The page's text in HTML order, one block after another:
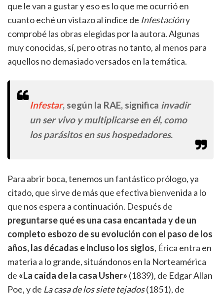
que le van a gustar y eso es lo que me ocurrió en
cuanto eché un vistazo al índice de Infestacióny
comprobé las obras elegidas por la autora. Algunas
muy conocidas, sí, pero otras no tanto, al menos para
aquellos no demasiado versados en la temática.
Infestar, según la RAE, significa invadir
un ser vivo y multiplicarse en él, como
los parásitos en sus hospedadores.
Para abrir boca, tenemos un fantástico prólogo, ya
citado, que sirve de más que efectiva bienvenida a lo
que nos espera a continuación. Después de
preguntarse qué es una casa encantada y de un
completo esbozo de su evolución con el paso de los
años, las décadas e incluso los siglos, Érica entra en
materia a lo grande, situándonos en la Norteamérica
de «La caída de la casa Usher» (1839), de Edgar Allan
Poe, y de La casa de los siete tejados(1851), de